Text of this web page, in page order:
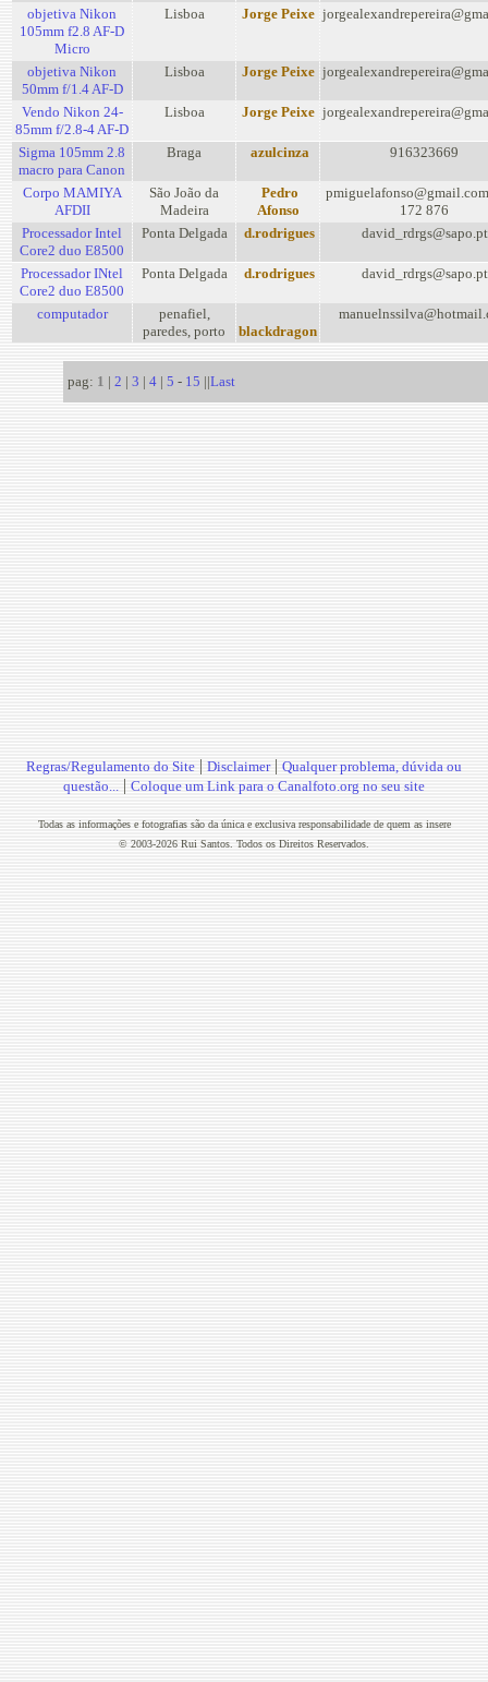
objetiva Nikon
105mm f2.8 AF-D
Micro
Lisboa Jorge Peixe
objetiva Nikon
50mm f/1.4 AF-D
Lisboa Jorge Peixe
Vendo Nikon 24-
85mm f/2.8-4 AF-D
Lisboa Jorge Peixe
Sigma 105mm 2.8
macro para Canon
Braga azulcinza 916323669
Corpo MAMIYA
AFDII
São João da
Madeira
Pedro
Afonso
172 876
Processador Intel
Core2 duo E8500
Ponta Delgada d.rodrigues david_rdrgs@sapo.pt
Processador INtel
Core2 duo E8500
Ponta Delgada d.rodrigues david_rdrgs@sapo.pt
computador
penafiel,
paredes, porto
blackdragon
pag: 1 | 2 | 3 | 4 | 5 - 15 ||Last
Regras/Regulamento do Site | Disclaimer| Qualquer problema, dúvida ou
questão... | Coloque um Link para o Canalfoto.org no seu site
Todas as informações e fotografias são da única e exclusiva responsabilidade de quem as insere
© 2003-2026 Rui Santos. Todos os Direitos Reservados.